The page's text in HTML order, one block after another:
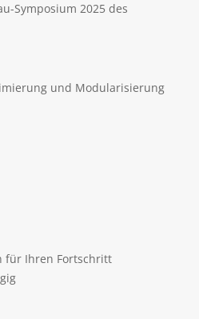
Symposium 2025 des
und Modularisierung
für Ihren Fortschritt